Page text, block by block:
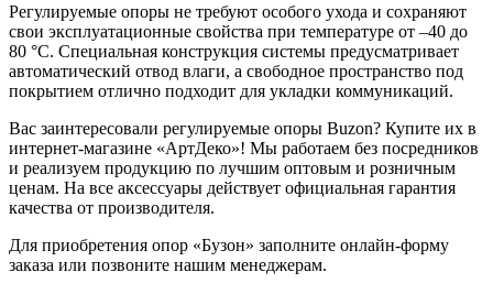
Регулируемые опоры не требуют особого ухода и сохраняют
свои эксплуатационные свойства при температуре от –40 до
80 °C. Специальная конструкция системы предусматривает
автоматический отвод влаги, а свободное пространство под
покрытием отлично подходит для укладки коммуникаций.
Вас заинтересовали регулируемые опоры Buzon? Купите их в
интернет-магазине «АртДеко»! Мы работаем без посредников
и реализуем продукцию по лучшим оптовым и розничным
ценам. На все аксессуары действует официальная гарантия
качества от производителя.
Для приобретения опор «Бузон» заполните онлайн-форму
заказа или позвоните нашим менеджерам.